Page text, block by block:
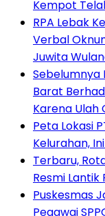
Kempot
RPA Lebak
Verbal
Juwita
Sebelumnya
Barat
Karena Ulah
Peta Lokasi
Kelurahan,
‎Terbaru,
Resmi Lantik
Puskesmas
Pegawai